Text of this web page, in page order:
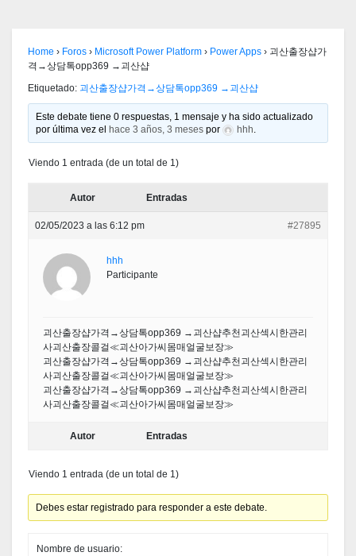
Home › Foros › Microsoft Power Platform › Power Apps › 괴산출장샵가
격→상담톡opp369 →괴산샵
Etiquetado: 괴산출장샵가격→상담톡opp369 →괴산샵
Este debate tiene 0 respuestas, 1 mensaje y ha sido actualizado
por última vez el
hace 3 años, 3 meses por hhh.
Viendo 1 entrada (de un total de 1)
Autor Entradas
02/05/2023 a las 6:12 pm #27895
hhh
Participante
괴산출장샵가격→상담톡opp369 →괴산샵추천괴산섹시한관리
사괴산출장콜걸≪괴산아가씨몸매얼굴보장≫
괴산출장샵가격→상담톡opp369 →괴산샵추천괴산섹시한관리
사괴산출장콜걸≪괴산아가씨몸매얼굴보장≫
괴산출장샵가격→상담톡opp369 →괴산샵추천괴산섹시한관리
사괴산출장콜걸≪괴산아가씨몸매얼굴보장≫
Autor Entradas
Viendo 1 entrada (de un total de 1)
Debes estar registrado para responder a este debate.
Nombre de usuario: